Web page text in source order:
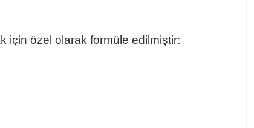
için özel olarak formüle edilmiştir: